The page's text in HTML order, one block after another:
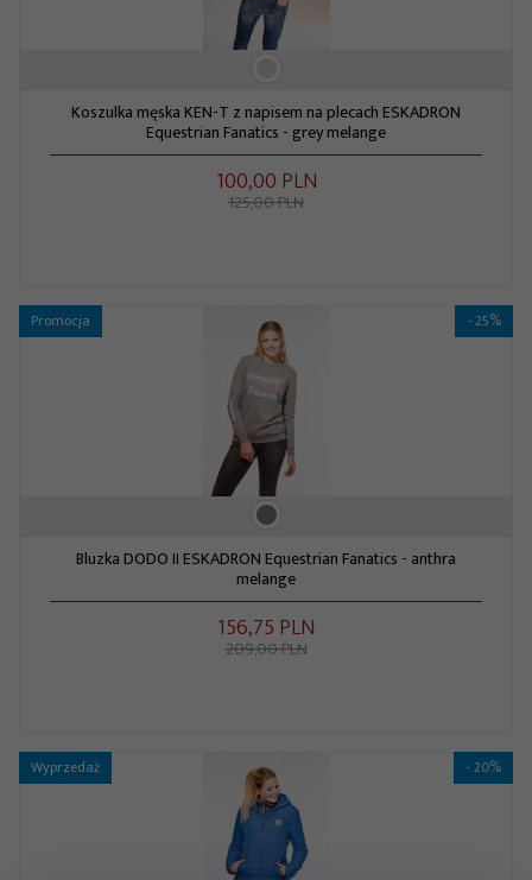
Koszulka męska KEN-T z napisem na plecach ESKADRON
Equestrian Fanatics - grey melange
100,00 PLN
125,00 PLN
Promocja - 25%
Bluzka DODO II ESKADRON Equestrian Fanatics - anthra
melange
156,75 PLN
209,00 PLN
Wyprzedaż - 20%